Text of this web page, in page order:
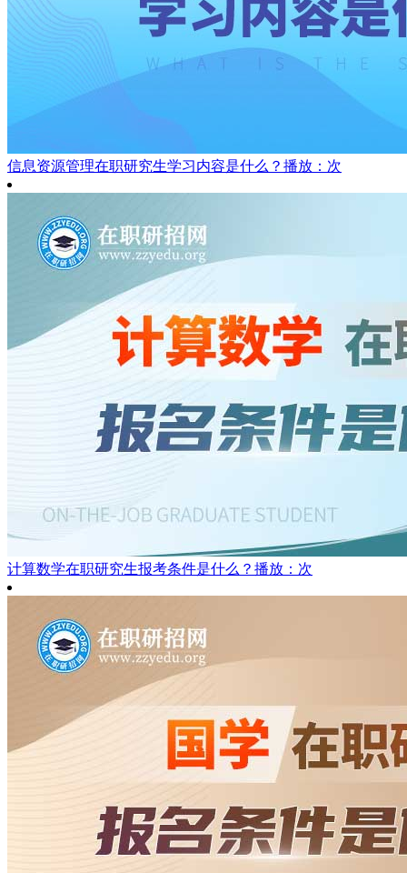
信息资源管理在职研究生学习内容是什么？ 播放：次
计算数学在职研究生报考条件是什么？ 播放：次